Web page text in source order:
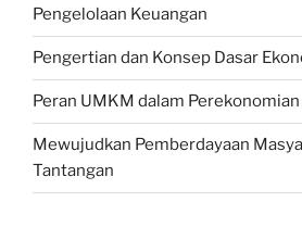
Pengelolaan Keuangan
Pengertian dan Konsep Dasar
Peran UMKM dalam
Mewujudkan Pemberdayaan
Tantangan